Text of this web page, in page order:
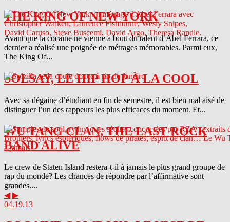
THE KING OF NEW YORK
Avant que la cocaïne ne vienne à bout du talent d’Abel Ferrara, ce
dernier a réalisé une poignée de métrages mémorables. Parmi eux,
The King Of...
SOLSAY, LE HIP HOP À LA COOL
Avec sa dégaine d’étudiant en fin de semestre, il est bien mal aisé de
distinguer l’un des rappeurs les plus efficaces du moment. Et...
WU TANG CLAN, THE LAST ROCK
BAND ALIVE
Le crew de Staten Island restera-t-il à jamais le plus grand groupe de
rap du monde? Les chances de répondre par l’affirmative sont
grandes....
◀ ▶
04.19.13